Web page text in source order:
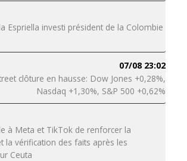
Espriella investi président de la Colombie
07/08 23:02
clôture en hausse: Dow Jones +0,28%,
Nasdaq +1,30%, S&P 500 +0,62%
à Meta et TikTok de renforcer la
la vérification des faits après les
Ceuta